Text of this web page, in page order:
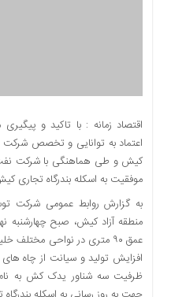
نفت
منظقه
دسترسی
سریع
اقتصاد زمانه : با تاکید و
اعتماد به توانایی و تخصص شرکت
کیش و طی هماهنگی با شرکت نفت
موفقیت به اسکله بندرگاه تجاری
به گزارش روابط عمومی شرکت
عمق ۹۰ متری در نواحی مختلف
افزایش تولید و سیانت از چاه های